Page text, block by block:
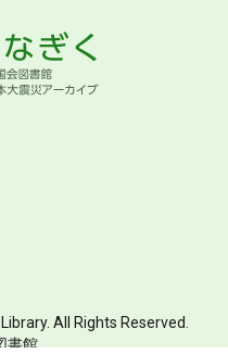
All Rights Reserved.